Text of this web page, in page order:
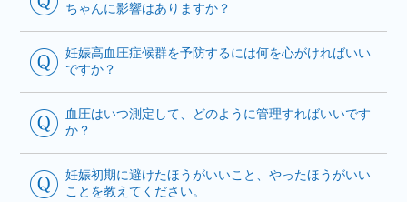
ちゃんに影響はありますか？
妊娠高血圧症候群を予防するには何を心がければいい
ですか？
血圧はいつ測定して、どのように管理すればいいです
か？
妊娠初期に避けたほうがいいこと、やったほうがいい
ことを教えてください。